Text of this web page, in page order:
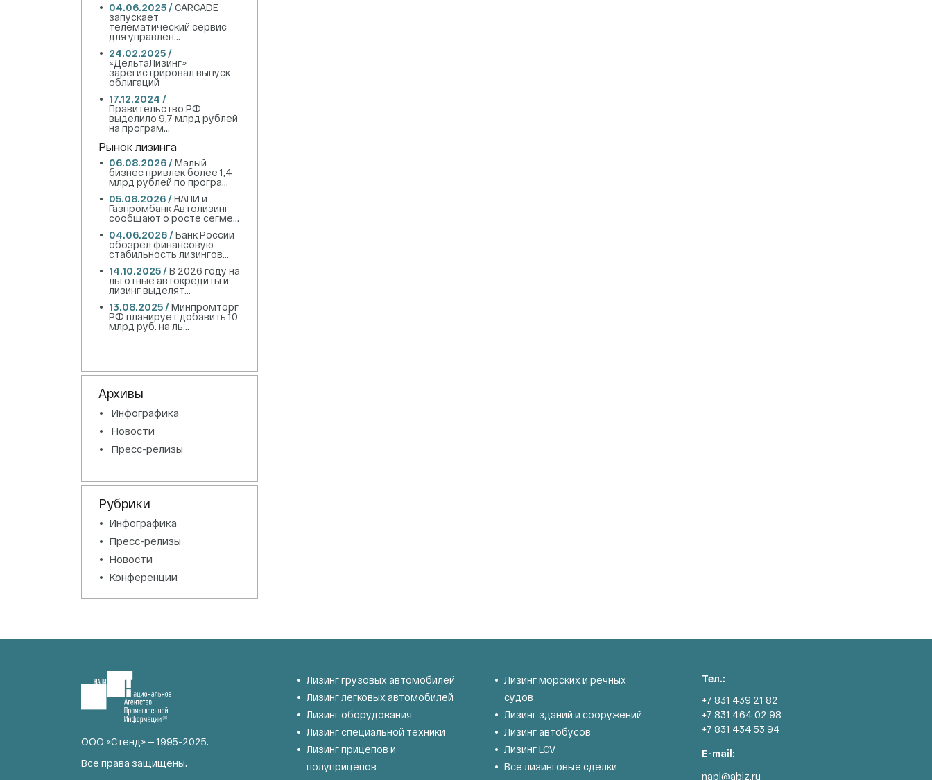
04.06.2025 /CARCADE
запускает
телематический сервис
для управлен...
24.02.2025 /
«ДельтаЛизинг»
зарегистрировал выпуск
облигаций
17.12.2024 /
Правительство РФ
выделило 9,7 млрд рублей
на програм...
Рынок лизинга
06.08.2026 /Малый
бизнес привлек более 1,4
млрд рублей по програ...
05.08.2026 /НАПИ и
Газпромбанк Автолизинг
сообщают о росте сегме...
04.06.2026 /Банк России
обозрел финансовую
стабильность лизингов...
14.10.2025 /В 2026 году на
льготные автокредиты и
лизинг выделят...
13.08.2025 /Минпромторг
РФ планирует добавить 10
млрд руб. на ль...
Архивы
Инфографика
Новости
Пресс-релизы
Рубрики
Инфографика
Пресс-релизы
Новости
Конференции
ООО «Стенд» — 1995-2025.
Все права защищены.
Лизинг грузовых автомобилей
Лизинг легковых автомобилей
Лизинг оборудования
Лизинг специальной техники
Лизинг прицепов и
полуприцепов
Лизинг морских и речных
судов
Лизинг зданий и сооружений
Лизинг автобусов
Лизинг LCV
Все лизинговые сделки
Тел.:
+7 831 439 21 82
+7 831 464 02 98
+7 831 434 53 94
E-mail:
napi@abiz.ru